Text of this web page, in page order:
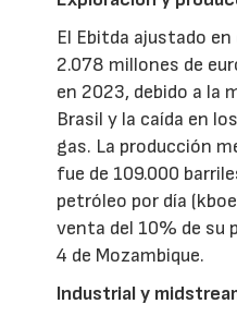
El Ebitda ajustado
2.078 millones de
en 2023, debido a la
Brasil y la caída en
gas. La producción
fue de 109.000
petróleo por día
venta del 10% de su
4 de Mozambique.
Industrial y